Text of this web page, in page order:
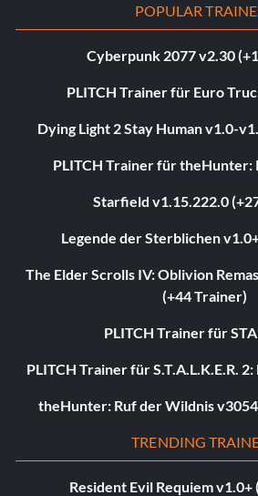
POPULAR
Cyberpunk 2077 v2.30
PLITCH Trainer für Euro
Dying Light 2 Stay Human v1.0-
PLITCH Trainer für theHunter:
Starfield v1.15.222.0
Legende der Sterblichen
The Elder Scrolls IV: Oblivion
(+44 Trainer)
PLITCH Trainer für
PLITCH Trainer für S.T.A.L.K.E.R.
theHunter: Ruf der Wildnis
TRENDING
Resident Evil Requiem v1.0+